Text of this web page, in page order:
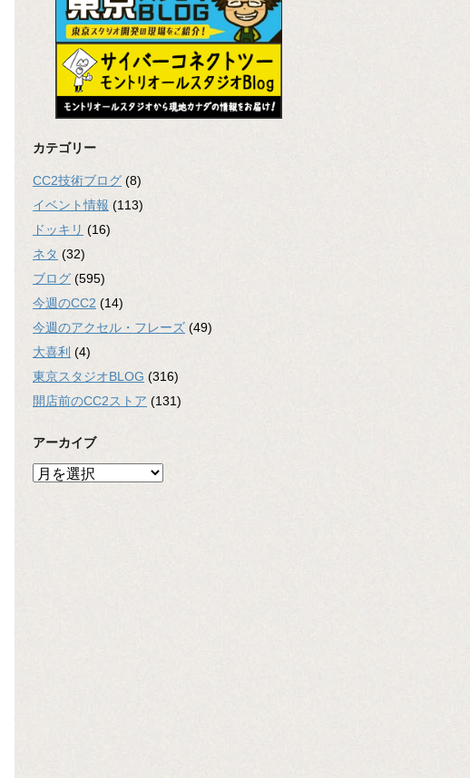
カテゴリー
CC2技術ブログ (8)
イベント情報 (113)
ドッキリ (16)
ネタ (32)
ブログ (595)
今週のCC2 (14)
今週のアクセル・フレーズ (49)
大喜利 (4)
東京スタジオBLOG (316)
開店前のCC2ストア (131)
アーカイブ
ア